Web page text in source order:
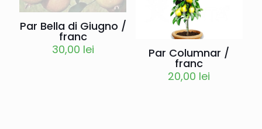
Par Bella di Giugno /
franc
30,00 lei Par Columnar /
franc
20,00 lei